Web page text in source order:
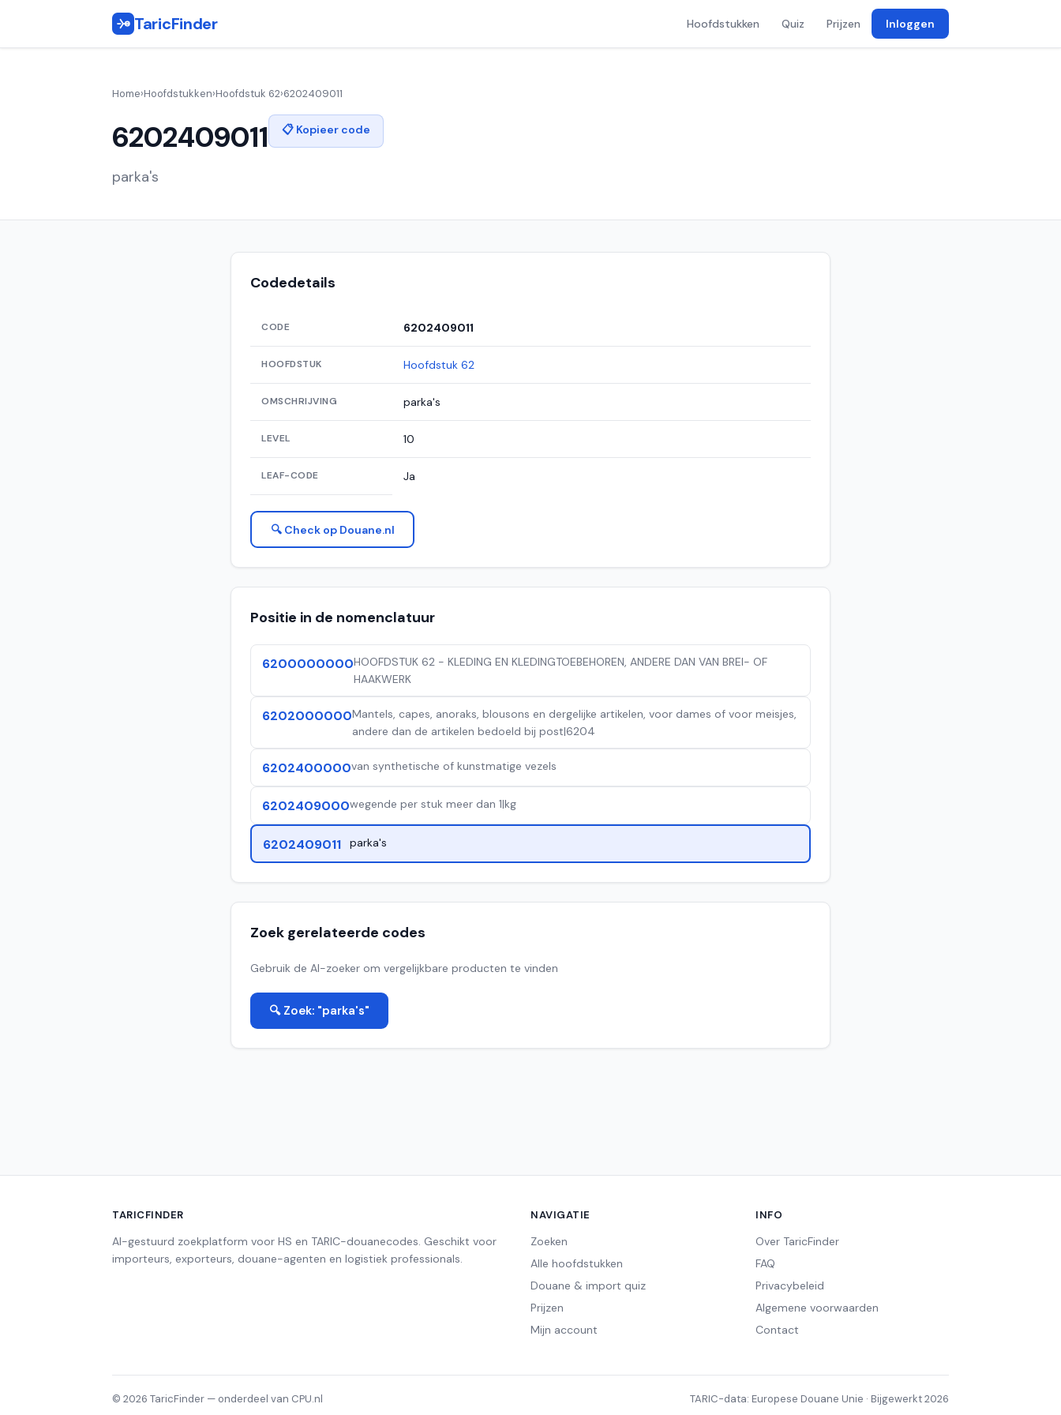
TaricFinder Hoofdstukken Quiz Prijzen Inloggen
Home›Hoofdstukken›Hoofdstuk 62›6202409011
6202409011
parka's
📋 Kopieer code
Codedetails
CODE 6202409011
HOOFDSTUK Hoofdstuk 62
OMSCHRIJVING parka's
LEVEL 10
LEAF-CODE Ja
🔍 Check op Douane.nl
Positie in de nomenclatuur
6200000000HOOFDSTUK 62 - KLEDING EN KLEDINGTOEBEHOREN, ANDERE DAN VAN BREI- OF
HAAKWERK
6202000000Mantels, capes, anoraks, blousons en dergelijke artikelen, voor dames of voor meisjes,
andere dan de artikelen bedoeld bij post|6204
6202400000van synthetische of kunstmatige vezels
6202409000wegende per stuk meer dan 1|kg
6202409011 parka's
Zoek gerelateerde codes
Gebruik de AI-zoeker om vergelijkbare producten te vinden
🔍 Zoek: "parka's"
TARICFINDER
AI-gestuurd zoekplatform voor HS en TARIC-douanecodes. Geschikt voor
importeurs, exporteurs, douane-agenten en logistiek professionals.
NAVIGATIE
Zoeken
Alle hoofdstukken
Douane & import quiz
Prijzen
Mijn account
INFO
Over TaricFinder
FAQ
Privacybeleid
Algemene voorwaarden
Contact
© 2026 TaricFinder — onderdeel van CPU.nl TARIC-data: Europese Douane Unie · Bijgewerkt 2026